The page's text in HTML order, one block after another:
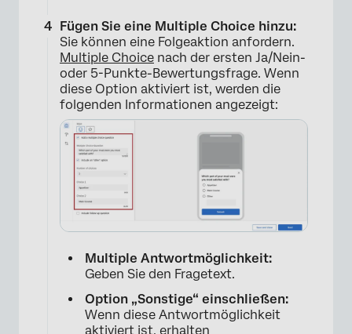
×
Fügen Sie eine Multiple Choice hinzu:
Sie können eine Folgeaktion anfordern.
Multiple Choice nach der ersten Ja/Nein-
oder 5-Punkte-Bewertungsfrage. Wenn
diese Option aktiviert ist, werden die
folgenden Informationen angezeigt:
Multiple Antwortmöglichkeit:
Geben Sie den Fragetext.
Option „Sonstige“ einschließen:
Wenn diese Antwortmöglichkeit
aktiviert ist, erhalten